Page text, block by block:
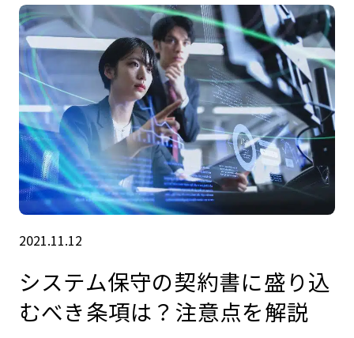
2021.11.12
システム保守の契約書に盛り込
むべき条項は？注意点を解説